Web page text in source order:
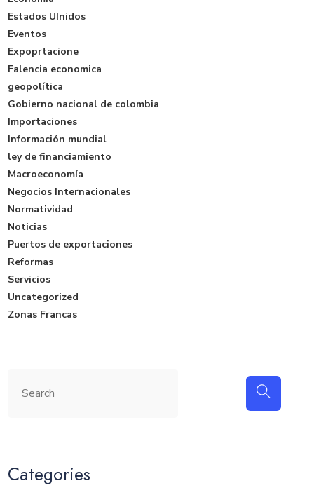
Estados UInidos
Eventos
Expoprtacione
Falencia economica
geopolítica
Gobierno nacional de colombia
Importaciones
Información mundial
ley de financiamiento
Macroeconomía
Negocios Internacionales
Normatividad
Noticias
Puertos de exportaciones
Reformas
Servicios
Uncategorized
Zonas Francas
Categories